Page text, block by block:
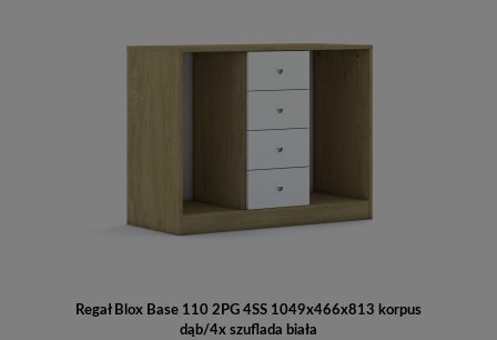
Regał Blox Base 110 2PG 4SS 1049x466x813 korpus
dąb/4x szuflada biała